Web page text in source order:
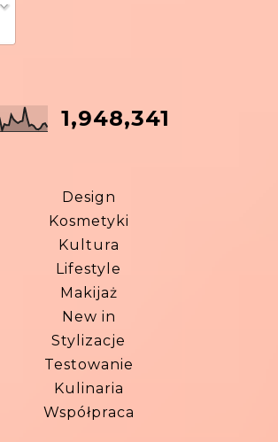
1,948,341
Design
Kosmetyki
Kultura
Lifestyle
Makijaż
New in
Stylizacje
Testowanie
Kulinaria
Współpraca